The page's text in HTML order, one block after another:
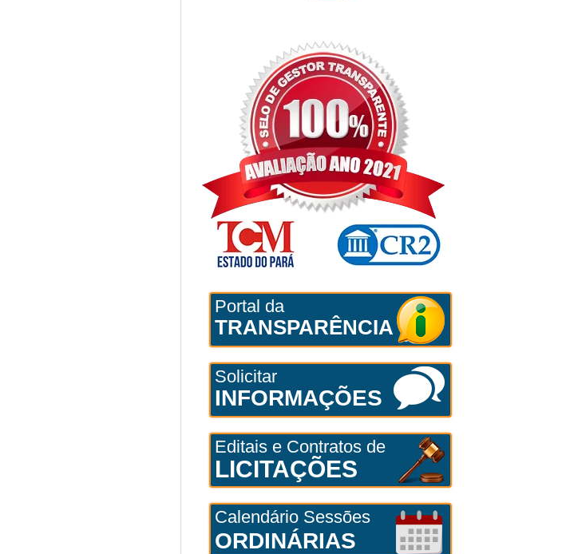
Portal da
TRANSPARÊNCIA
Solicitar
INFORMAÇÕES
Editais e Contratos de
LICITAÇÕES
Calendário Sessões
ORDINÁRIAS